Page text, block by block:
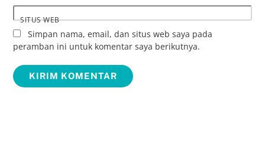
SITUS WEB
Simpan nama, email, dan situs web saya pada
peramban ini untuk komentar saya berikutnya.